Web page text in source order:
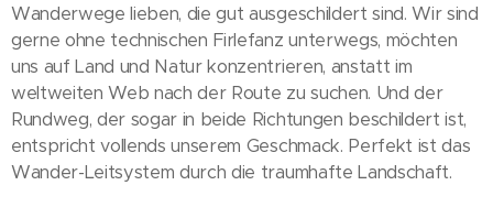
Wanderwege lieben, die gut ausgeschildert sind. Wir sind
gerne ohne technischen Firlefanz unterwegs, möchten
uns auf Land und Natur konzentrieren, anstatt im
weltweiten Web nach der Route zu suchen. Und der
Rundweg, der sogar in beide Richtungen beschildert ist,
entspricht vollends unserem Geschmack. Perfekt ist das
Wander-Leitsystem durch die traumhafte Landschaft.